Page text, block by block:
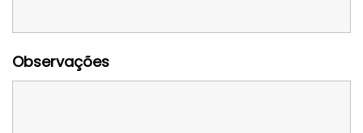
Observações